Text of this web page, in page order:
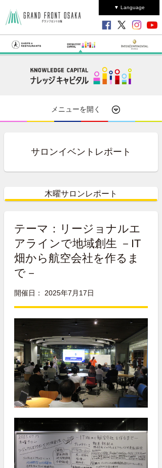
▼ Language
メニューを開く
サロンイベントレポート
木曜サロンレポート
テーマ： リージョナルエ
アラインで地域創生 －IT
畑から航空会社を作るま
で－
開催日： 2025年7月17日